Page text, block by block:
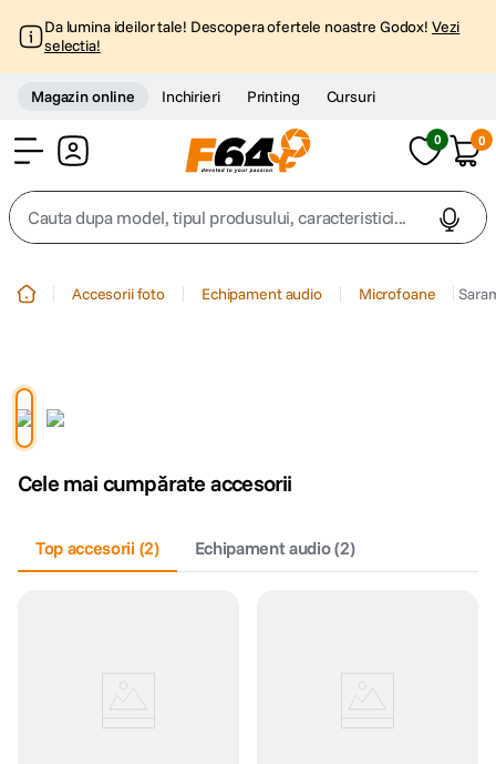
Da lumina ideilor tale! Descopera ofertele noastre Godox! Vezi
selectia!
Magazin online Inchirieri Printing Cursuri
0 0
Cauta dupa model, tipul produsului, caracteristici...
4 peak design
5. canon sx740 hs
dji mic mini
Accesorii foto Echipament audio Microfoane
Cele mai cumpărate accesorii
Top accesorii (2) Echipament audio(2)